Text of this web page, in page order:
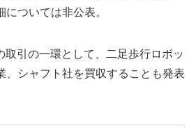
ついては非公表。
引の一環として、二足歩行ロボッ
、シャフト社を買収することも発表